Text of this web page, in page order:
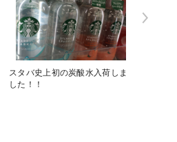
スタバ史上初の炭酸水入荷しま
した！！